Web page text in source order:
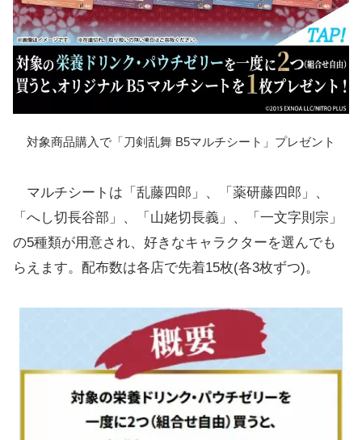
対象商品購入で「刀剣乱舞 B5マルチシート」プレゼント
マルチシートは「乱藤四郎」、「薬研藤四郎」、
「へし切長谷部」、「山姥切長義」、「一文字則宗」
の5種類が用意され、好きなキャラクターを選んでも
らえます。配布数は各店で先着15枚(各3枚ずつ)。